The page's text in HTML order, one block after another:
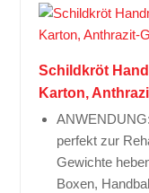
Schildkröt
Karton,
perfekt zur
Gewichte
Boxen,